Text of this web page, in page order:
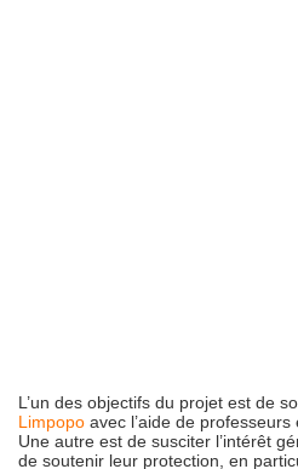
L’un des objectifs du projet est de
Limpopo avec l’aide de
Une autre est de susciter l’intérêt
de soutenir leur protection, en